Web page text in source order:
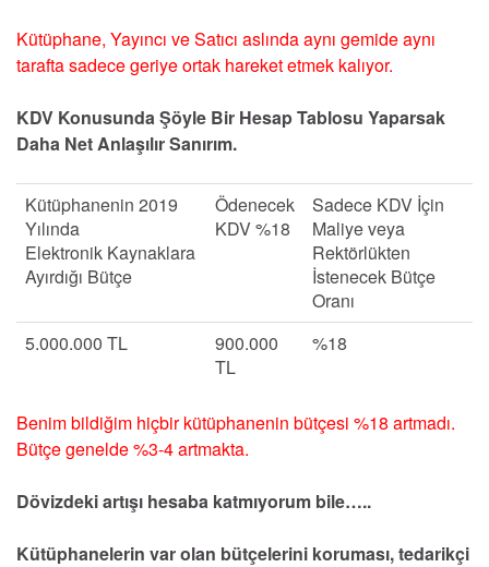
Kütüphane, Yayıncı ve Satıcı aslında aynı gemide aynı
tarafta sadece geriye ortak hareket etmek kalıyor.
KDV Konusunda Şöyle Bir Hesap Tablosu Yaparsak
Daha Net Anlaşılır Sanırım.
Kütüphanenin 2019
Yılında
Elektronik Kaynaklara
Ayırdığı Bütçe
Ödenecek
KDV %18
Sadece KDV İçin
Maliye veya
Rektörlükten
İstenecek Bütçe
Oranı
5.000.000 TL
900.000
TL
%18
Benim bildiğim hiçbir kütüphanenin bütçesi %18 artmadı.
Bütçe genelde %3-4 artmakta.
Dövizdeki artışı hesaba katmıyorum bile…..
Kütüphanelerin var olan bütçelerini koruması, tedarikçi